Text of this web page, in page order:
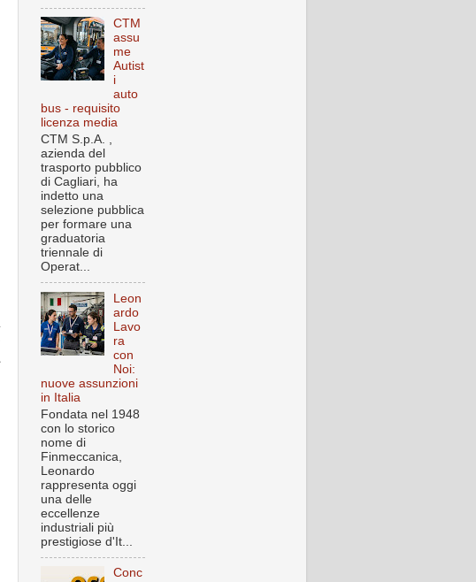
CTM
assu
me
Autist
i
auto
bus - requisito
licenza media
CTM S.p.A. ,
azienda del
trasporto pubblico
di Cagliari, ha
indetto una
selezione pubblica
per formare una
graduatoria
triennale di
Operat...
Leon
ardo
Lavo
ra
con
Noi:
nuove assunzioni
in Italia
Fondata nel 1948
con lo storico
nome di
Finmeccanica,
Leonardo
rappresenta oggi
una delle
eccellenze
industriali più
prestigiose d'It...
Conc